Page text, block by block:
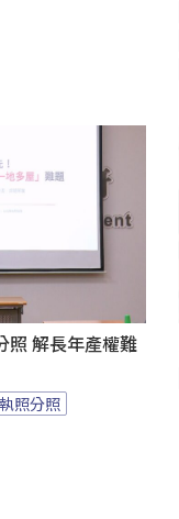
照 解長年產權難
執照分照